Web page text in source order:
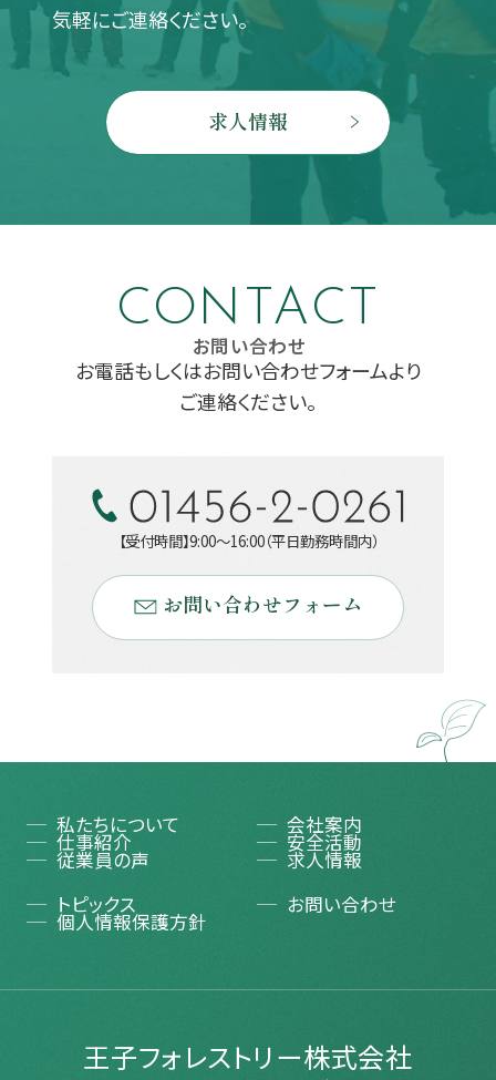
気軽にご連絡ください。
求人情報
CONTACT
お問い合わせ
お電話もしくはお問い合わせフォームより
ご連絡ください。
【受付時間】9:00～16:00（平日勤務時間内）
お問い合わせフォーム
王子フォレストリー株式会社
私たちについて 会社案内
仕事紹介 安全活動
従業員の声
求人情報
トピックス
お問い合わせ
個人情報保護方針